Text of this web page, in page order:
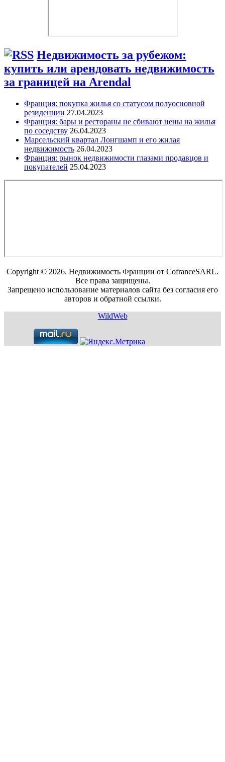
Недвижимость за рубежом:
купить или арендовать недвижимость
за границей на Arendal
Франция: покупка жилья со статусом полуосновной
резиденции 27.04.2023
Франция: бары и рестораны не сбивают цены на жилья
по соседству 26.04.2023
Марсельский квартал Лонгшамп и его жилая
недвижимость 26.04.2023
Франция: рынок недвижимости глазами продавцов и
покупателей 25.04.2023
Copyright © 2026. Недвижимость Франции от CofranceSARL.
Все права защищены.
Запрещено использование материалов сайта без согласия его
авторов и обратной ссылки.
WildWeb